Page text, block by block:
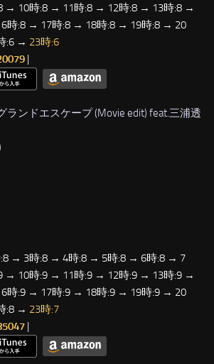
→ 10時:8 → 11時:8 → 12時:8 → 13時:8 →
時:8 → 17時:8 → 18時:8 → 19時:8 → 20
:6 → 23時:6
|
ランドエスケープ (Movie edit) feat.三浦透
→ 3時:8 → 4時:8 → 5時:8 → 6時:8 → 7
→ 10時:9 → 11時:9 → 12時:9 → 13時:9 →
時:9 → 17時:9 → 18時:9 → 19時:9 → 20
:8 → 23時:7
|